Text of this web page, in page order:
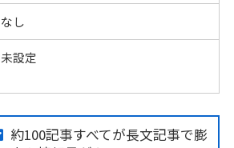
なし
未設定
約100記事すべてが長文記事で膨